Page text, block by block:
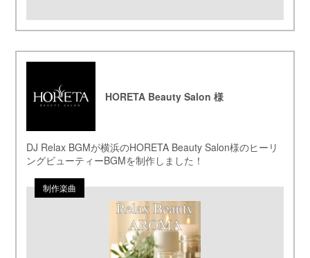
HORETA Beauty Salon 様
DJ Relax BGMが横浜のHORETA Beauty Salon様のヒーリ
ングビューティーBGMを制作しました！